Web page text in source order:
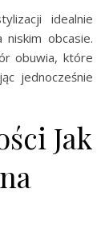
idealnie
obcasie.
obuwia, które
jednocześnie
Jak